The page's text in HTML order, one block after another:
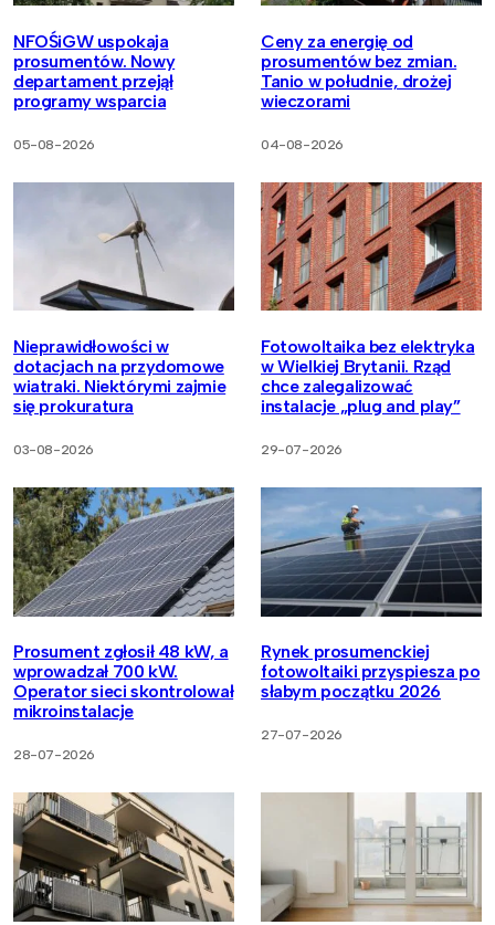
NFOŚiGW uspokaja
prosumentów. Nowy
departament przejął
programy wsparcia
05-08-2026
Ceny za energię od
prosumentów bez zmian.
Tanio w południe, drożej
wieczorami
04-08-2026
Nieprawidłowości w
dotacjach na przydomowe
wiatraki. Niektórymi zajmie
się prokuratura
03-08-2026
Fotowoltaika bez elektryka
w Wielkiej Brytanii. Rząd
chce zalegalizować
instalacje „plug and play”
29-07-2026
Prosument zgłosił 48 kW, a
wprowadzał 700 kW.
Operator sieci skontrolował
mikroinstalacje
28-07-2026
Rynek prosumenckiej
fotowoltaiki przyspiesza po
słabym początku 2026
27-07-2026